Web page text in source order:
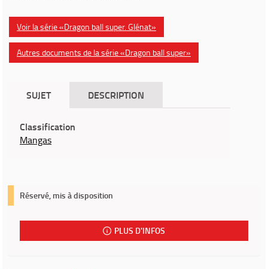
Voir la série «Dragon ball super. Glénat»
Autres documents de la série «Dragon ball super»
SUJET DESCRIPTION
Classification
Mangas
Réservé, mis à disposition
PLUS D'INFOS